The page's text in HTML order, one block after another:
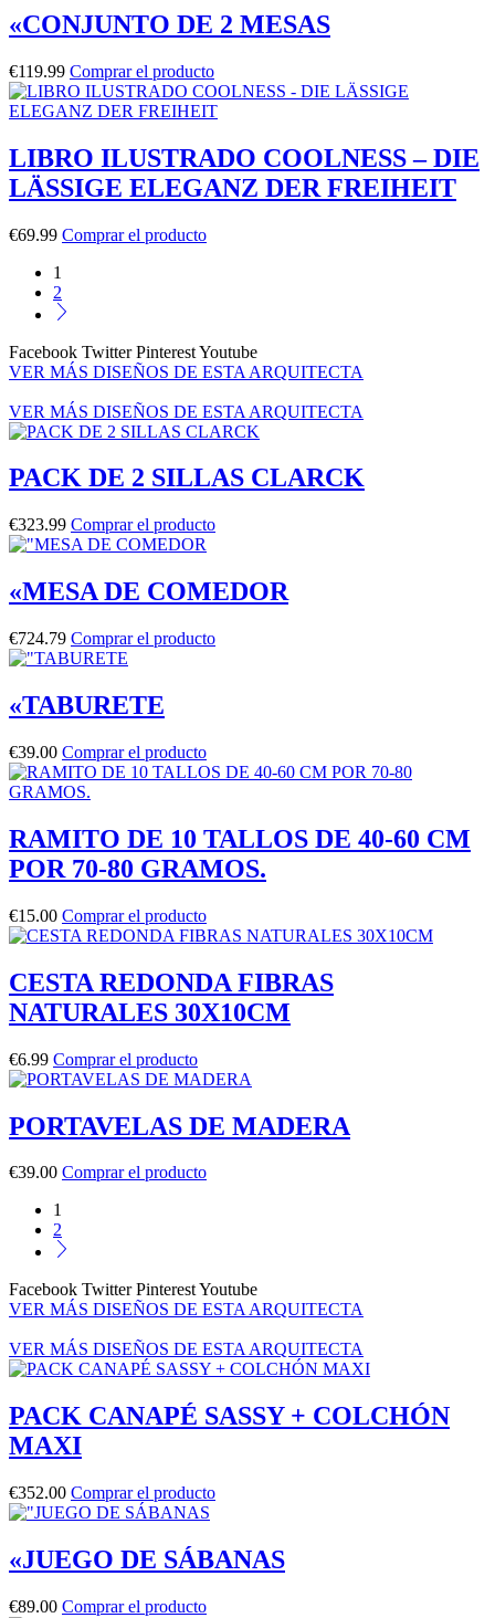
«CONJUNTO DE 2 MESAS
€119.99 Comprar el producto
LIBRO ILUSTRADO COOLNESS – DIE
LÄSSIGE ELEGANZ DER FREIHEIT
€69.99 Comprar el producto
1
2
Facebook Twitter PinterestYoutube
VER MÁS DISEÑOS DE ESTA ARQUITECTA
VER MÁS DISEÑOS DE ESTA ARQUITECTA
PACK DE 2 SILLAS CLARCK
€323.99 Comprar el producto
«MESA DE COMEDOR
€724.79 Comprar el producto
«TABURETE
€39.00 Comprar el producto
RAMITO DE 10 TALLOS DE 40-60 CM
POR 70-80 GRAMOS.
€15.00 Comprar el producto
CESTA REDONDA FIBRAS
NATURALES 30X10CM
€6.99 Comprar el producto
PORTAVELAS DE MADERA
€39.00 Comprar el producto
1
2
Facebook Twitter PinterestYoutube
VER MÁS DISEÑOS DE ESTA ARQUITECTA
VER MÁS DISEÑOS DE ESTA ARQUITECTA
PACK CANAPÉ SASSY + COLCHÓN
MAXI
€352.00 Comprar el producto
«JUEGO DE SÁBANAS
€89.00 Comprar el producto